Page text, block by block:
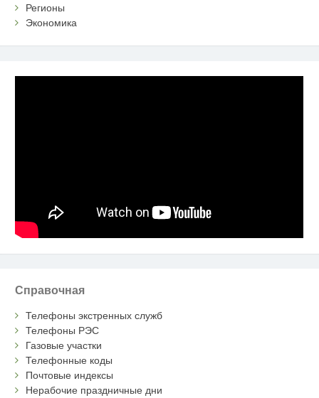
Регионы
Экономика
Справочная
Телефоны экстренных служб
Телефоны РЭС
Газовые участки
Телефонные коды
Почтовые индексы
Нерабочие праздничные дни